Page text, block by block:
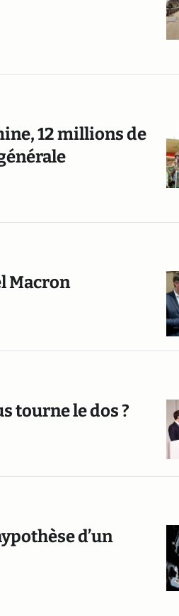
12 millions de
Macron
tourne le dos ?
d’un